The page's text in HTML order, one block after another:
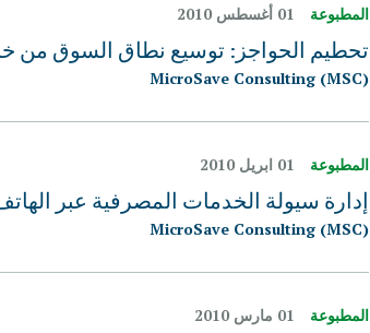
المطبوعة 01 أغسطس 2010
تحطيم الحواجز: توسيع نطاق السوق من
MicroSave Consulting (MSC)
المطبوعة 01 ابريل 2010
إدارة سيولة الخدمات المصرفية عبر
MicroSave Consulting (MSC)
المطبوعة 01 مارس 2010